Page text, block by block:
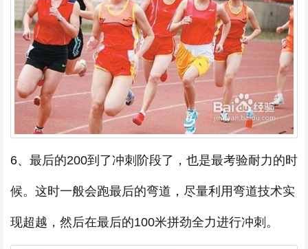
6、最后的200到了冲刺阶段了，也是最考验耐力的时
候。这时一般会跑最后的弯道，尽量利用弯道技术实
现超越，然后在最后的100米拼劲全力进行冲刺。